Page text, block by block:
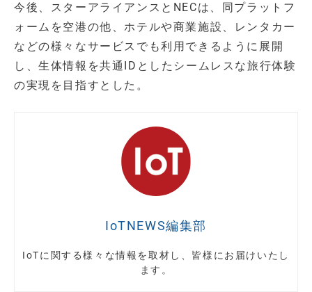
今後、スターアライアンスとNECは、同プラットフ
ォームを空港の他、ホテルや商業施設、レンタカー
などの様々なサービスでも利用できるように展開
し、生体情報を共通IDとしたシームレスな旅行体験
の実現を目指すとした。
IoTNEWS編集部
IoTに関する様々な情報を取材し、皆様にお届けいたし
ます。